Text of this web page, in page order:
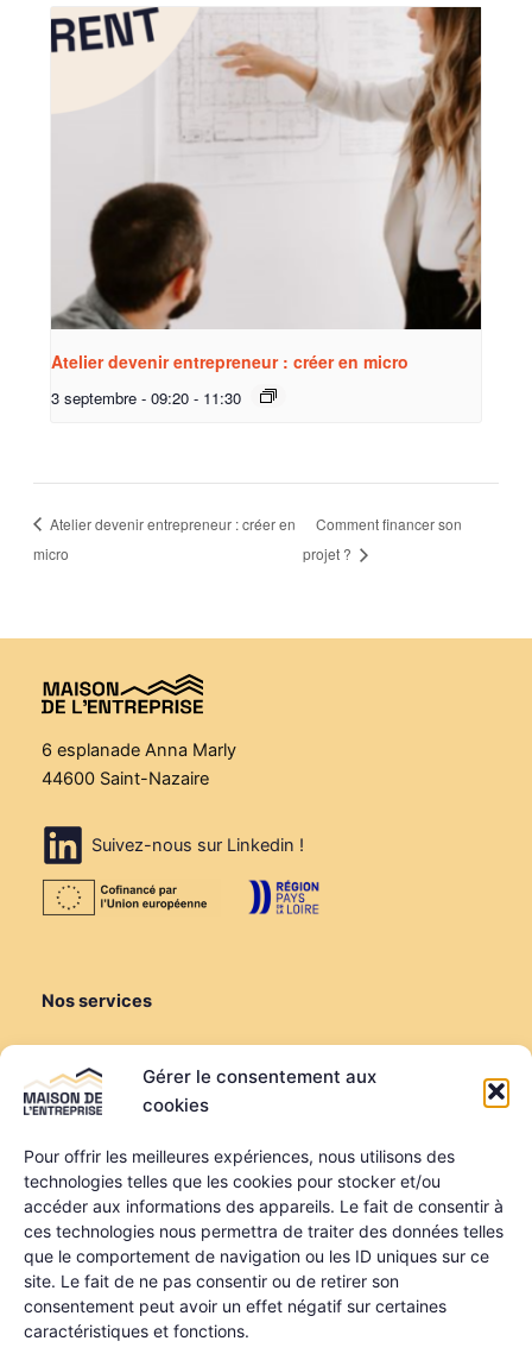
Gérer le consentement aux
cookies
Pour offrir les meilleures expériences, nous utilisons des
technologies telles que les cookies pour stocker et/ou
accéder aux informations des appareils. Le fait de consentir à
ces technologies nous permettra de traiter des données telles
que le comportement de navigation ou les ID uniques sur ce
site. Le fait de ne pas consentir ou de retirer son
consentement peut avoir un effet négatif sur certaines
caractéristiques et fonctions.
Atelier devenir entrepreneur : créer en micro
3 septembre - 09:20 - 11:30
Atelier devenir entrepreneur : créer en
micro
Comment financer son
projet ?
6 esplanade Anna Marly
44600 Saint-Nazaire
Suivez-nous sur Linkedin !
Nos services
Louer une salle de réunion
Louer un bureau
Domiciliation
Informations
Mentions légales
Politique de confidentialité
Qui sommes-nous ?
Nos partenaires